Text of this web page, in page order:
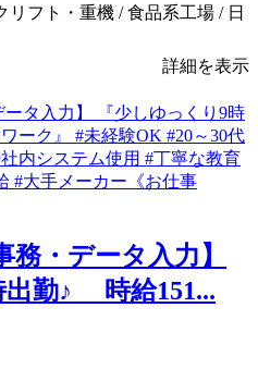
リフト・重機 / 食品系工場 / 日
詳細を表示
務・データ入力】
出勤♪ 時給151...